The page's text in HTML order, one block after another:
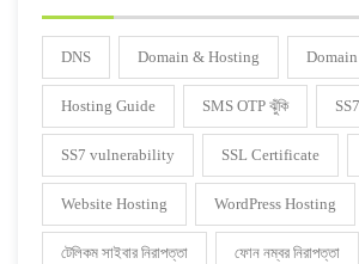
DNS Domain & Hosting
Hosting Guide SMS OTP ঝুঁকি
SS7 vulnerability SSL Certificate
Website Hosting WordPress Hosting
টেলিকম সাইবার নিরাপত্তা ফোন নম্বর নিরাপত্তা